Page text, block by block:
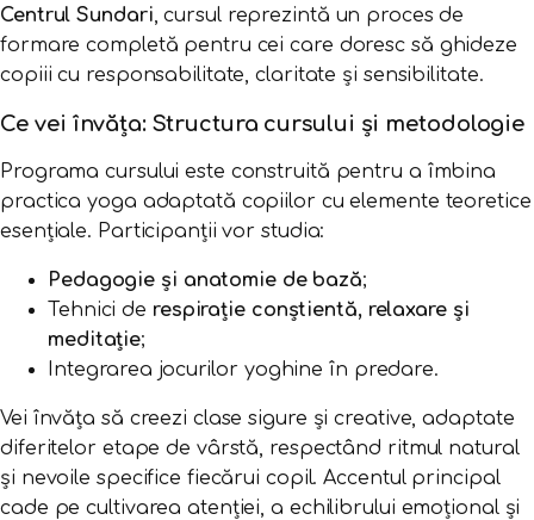
Centrul Sundari, cursul reprezintă un proces de
formare completă pentru cei care doresc să ghideze
copiii cu responsabilitate, claritate și sensibilitate.
Ce vei învăța: Structura cursului și metodologie
Programa cursului este construită pentru a îmbina
practica yoga adaptată copiilor cu elemente teoretice
esențiale. Participanții vor studia:
Pedagogie și anatomie de bază;
Tehnici de respirație conștientă, relaxare și
meditație;
Integrarea jocurilor yoghine în predare.
Vei învăța să creezi clase sigure și creative, adaptate
diferitelor etape de vârstă, respectând ritmul natural
și nevoile specifice fiecărui copil. Accentul principal
cade pe cultivarea atenției, a echilibrului emoțional și